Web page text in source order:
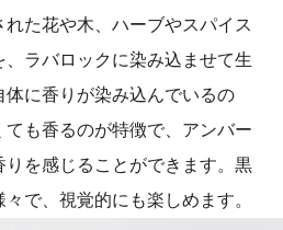
れた花や木、ハーブやスパイス
ラバロックに染み込ませて生
に香りが染み込んでいるの
も香るのが特徴で、アンバー
りを感じることができます。黒
で、視覚的にも楽しめます。